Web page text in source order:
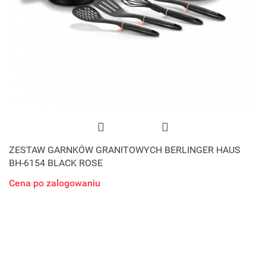
ZESTAW GARNKÓW GRANITOWYCH BERLINGER HAUS
BH-6154 BLACK ROSE
Cena po zalogowaniu